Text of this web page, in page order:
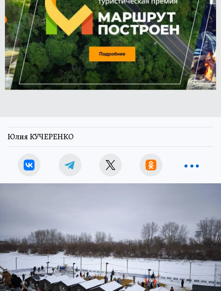
Юлия КУЧЕРЕНКО